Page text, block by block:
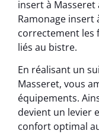
insert à
Ramonage insert
correctement les
liés au bistre.
En réalisant un
Masseret, vous
équipements.
devient un levier
confort optimal